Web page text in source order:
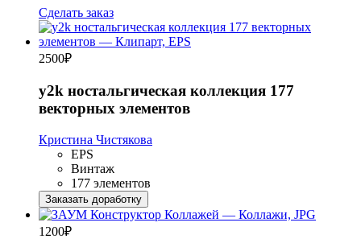
Сделать заказ
2500₽
y2k ностальгическая коллекция 177
векторных элементов
Кристина Чистякова
EPS
Винтаж
177 элементов
Заказать доработку
1200₽